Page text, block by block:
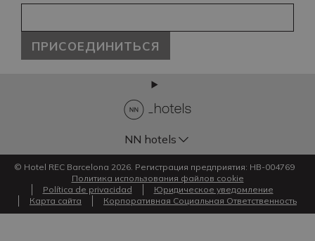
ПРИСОЕДИНИТЬСЯ
NN hotels
© Hotel REC Barcelona 2026. Регистрация предприятия: HB-004769
Политика использования файлов cookie
Política de privacidad
Юридическое уведомление
Карта сайта
Корпоративная Социальная Ответственность